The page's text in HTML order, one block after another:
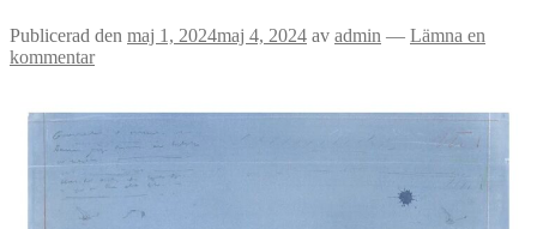
Publicerad den maj 1, 2024maj 4, 2024 av admin — Lämna en
kommentar